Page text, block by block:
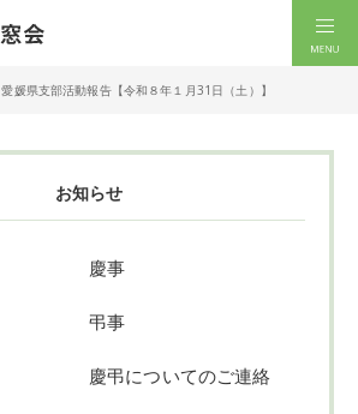
愛媛県支部活動報告【令和８年１月31日（土）】
お知らせ
慶事
弔事
慶弔についてのご連絡